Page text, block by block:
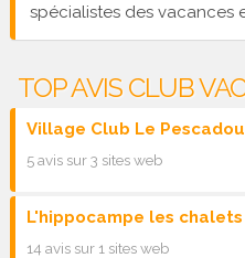
spécialistes des vacances
TOP AVIS CLUB
Village Club Le
5 avis sur 3 sites web
L'hippocampe les
14 avis sur 1 sites web